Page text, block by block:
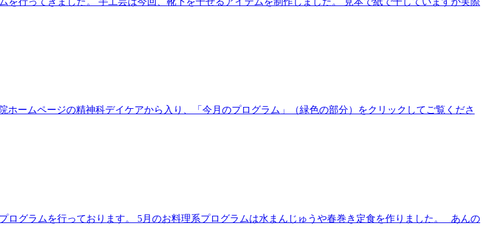
ホームページの精神科デイケアから入り、「今月のプログラム」（緑色の部分）をクリックしてご覧くださ
ログラムを行っております。 5月のお料理系プログラムは水まんじゅうや春巻き定食を作りました。 あんの